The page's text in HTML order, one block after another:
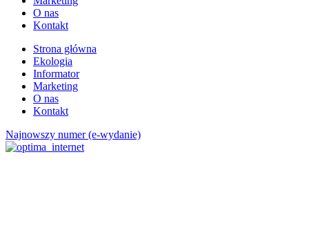
O nas
Kontakt
Strona główna
Ekologia
Informator
Marketing
O nas
Kontakt
Najnowszy numer (e-wydanie)